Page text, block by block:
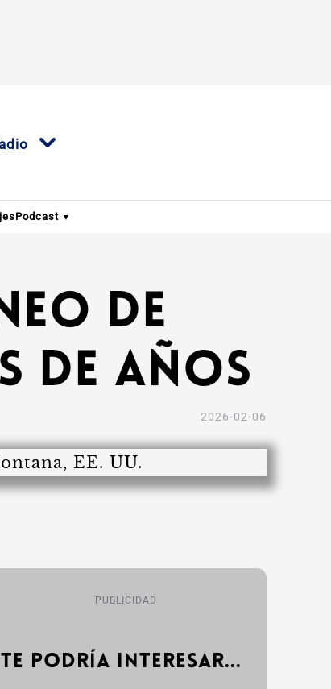
Podcast
de
de años
2026-02-06
PUBLICIDAD
Te podría interesar...